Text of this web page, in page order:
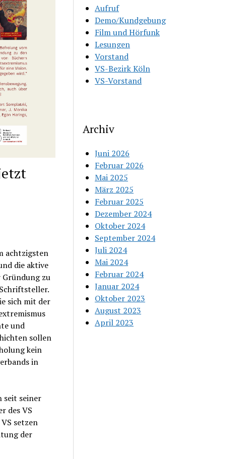
achtzigsten
die aktive
zu
sich mit der
und
sollen
kein
in
seit seiner
des VS
setzen
der
Aufruf
Demo/Kundgebung
Film und Hörfunk
Lesungen
Vorstand
VS-Bezirk Köln
VS-Vorstand
Archiv
Juni 2026
Februar 2026
Mai 2025
März 2025
Februar 2025
Dezember 2024
Oktober 2024
September 2024
Juli 2024
Mai 2024
Februar 2024
Januar 2024
Oktober 2023
August 2023
April 2023